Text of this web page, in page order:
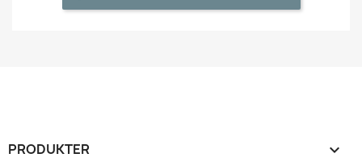
PRODUKTER 